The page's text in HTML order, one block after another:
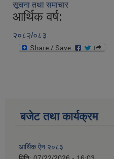
सूचना तथा समाचार
आर्थिक वर्ष:
२०८२/०८३
बजेट तथा कार्यक्रम
आर्थिक ऐन २०८३